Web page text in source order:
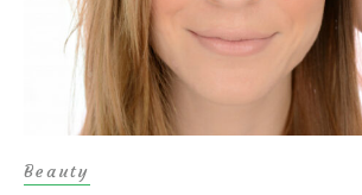
Beauty